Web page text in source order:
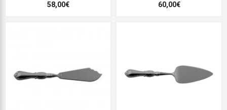
58,00€ 60,00€